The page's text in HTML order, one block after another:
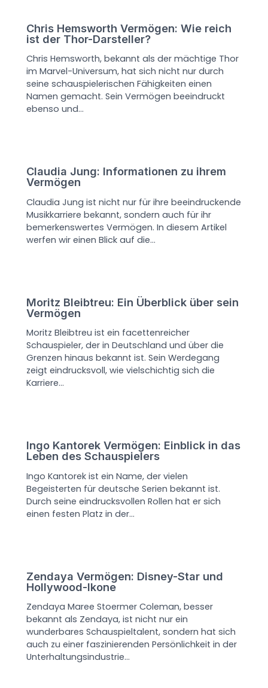
Chris Hemsworth Vermögen: Wie reich
ist der Thor-Darsteller?
Chris Hemsworth, bekannt als der mächtige Thor
im Marvel-Universum, hat sich nicht nur durch
seine schauspielerischen Fähigkeiten einen
Namen gemacht. Sein Vermögen beeindruckt
ebenso und…
Claudia Jung: Informationen zu ihrem
Vermögen
Claudia Jung ist nicht nur für ihre beeindruckende
Musikkarriere bekannt, sondern auch für ihr
bemerkenswertes Vermögen. In diesem Artikel
werfen wir einen Blick auf die…
Moritz Bleibtreu: Ein Überblick über sein
Vermögen
Moritz Bleibtreu ist ein facettenreicher
Schauspieler, der in Deutschland und über die
Grenzen hinaus bekannt ist. Sein Werdegang
zeigt eindrucksvoll, wie vielschichtig sich die
Karriere…
Ingo Kantorek Vermögen: Einblick in das
Leben des Schauspielers
Ingo Kantorek ist ein Name, der vielen
Begeisterten für deutsche Serien bekannt ist.
Durch seine eindrucksvollen Rollen hat er sich
einen festen Platz in der…
Zendaya Vermögen: Disney-Star und
Hollywood-Ikone
Zendaya Maree Stoermer Coleman, besser
bekannt als Zendaya, ist nicht nur ein
wunderbares Schauspieltalent, sondern hat sich
auch zu einer faszinierenden Persönlichkeit in der
Unterhaltungsindustrie…